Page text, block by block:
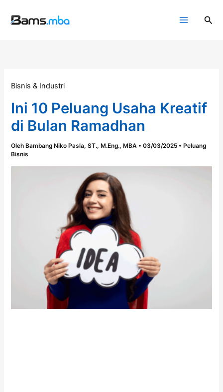
Cari
Bisnis & Industri
Ini 10 Peluang Usaha Kreatif
di Bulan Ramadhan
Oleh Bambang Niko Pasla, ST., M.Eng., MBA •03/03/2025 • Peluang
Bisnis